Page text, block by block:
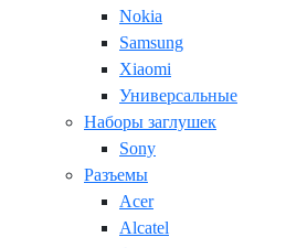
Nokia
Samsung
Xiaomi
Универсальные
Наборы заглушек
Sony
Разъемы
Acer
Alcatel